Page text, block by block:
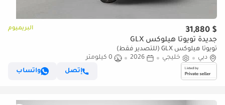
$ 31,880 البريميوم
جديدة تويوتا هيلوكس GLX
تويوتا هيلوكس GLX (للتصدير فقط)
دبي
خليجي 2026
0 كيلومتر
إتصل
واتساب